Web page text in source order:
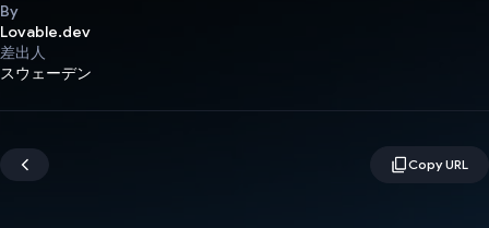
By
Lovable.dev
差出人
スウェーデン